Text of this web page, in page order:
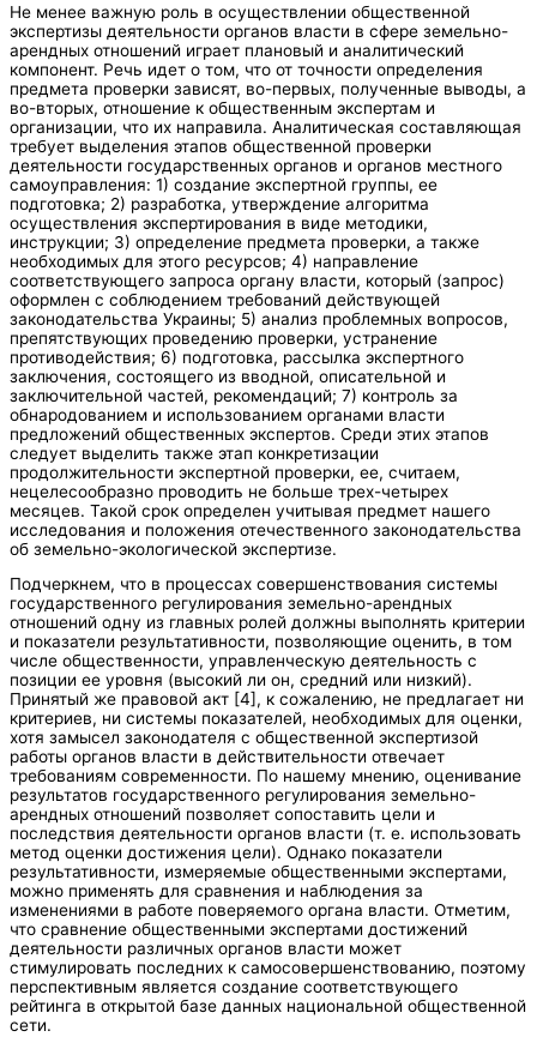
Не менее важную роль в осуществлении общественной
экспертизы деятельности органов власти в сфере земельно-
арендных отношений играет плановый и аналитический
компонент. Речь идет о том, что от точности определения
предмета проверки зависят, во-первых, полученные выводы, а
во-вторых, отношение к общественным экспертам и
организации, что их направила. Аналитическая составляющая
требует выделения этапов общественной проверки
деятельности государственных органов и органов местного
самоуправления: 1) создание экспертной группы, ее
подготовка; 2) разработка, утверждение алгоритма
осуществления экспертирования в виде методики,
инструкции; 3) определение предмета проверки, а также
необходимых для этого ресурсов; 4) направление
соответствующего запроса органу власти, который (запрос)
оформлен с соблюдением требований действующей
законодательства Украины; 5) анализ проблемных вопросов,
препятствующих проведению проверки, устранение
противодействия; 6) подготовка, рассылка экспертного
заключения, состоящего из вводной, описательной и
заключительной частей, рекомендаций; 7) контроль за
обнародованием и использованием органами власти
предложений общественных экспертов. Среди этих этапов
следует выделить также этап конкретизации
продолжительности экспертной проверки, ее, считаем,
нецелесообразно проводить не больше трех-четырех
месяцев. Такой срок определен учитывая предмет нашего
исследования и положения отечественного законодательства
об земельно-экологической экспертизе.
Подчеркнем, что в процессах совершенствования системы
государственного регулирования земельно-арендных
отношений одну из главных ролей должны выполнять критерии
и показатели результативности, позволяющие оценить, в том
числе общественности, управленческую деятельность с
позиции ее уровня (высокий ли он, средний или низкий).
Принятый же правовой акт [4], к сожалению, не предлагает ни
критериев, ни системы показателей, необходимых для оценки,
хотя замысел законодателя с общественной экспертизой
работы органов власти в действительности отвечает
требованиям современности. По нашему мнению, оценивание
результатов государственного регулирования земельно-
арендных отношений позволяет сопоставить цели и
последствия деятельности органов власти (т. е. использовать
метод оценки достижения цели). Однако показатели
результативности, измеряемые общественными экспертами,
можно применять для сравнения и наблюдения за
изменениями в работе поверяемого органа власти. Отметим,
что сравнение общественными экспертами достижений
деятельности различных органов власти может
стимулировать последних к самосовершенствованию, поэтому
перспективным является создание соответствующего
рейтинга в открытой базе данных национальной общественной
сети.